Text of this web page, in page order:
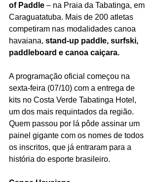
of Paddle – na Praia da Tabatinga, em
Caraguatatuba. Mais de 200 atletas
competiram nas modalidades canoa
havaiana, stand-up paddle, surfski,
paddleboard e canoa caiçara.
A programação oficial começou na
sexta-feira (07/10) com a entrega de
kits no Costa Verde Tabatinga Hotel,
um dos mais requintados da região.
Quem passou por lá pôde assinar um
painel gigante com os nomes de todos
os inscritos, que já entraram para a
história do esporte brasileiro.